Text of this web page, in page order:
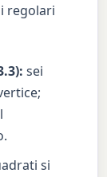
regolari
sei
si